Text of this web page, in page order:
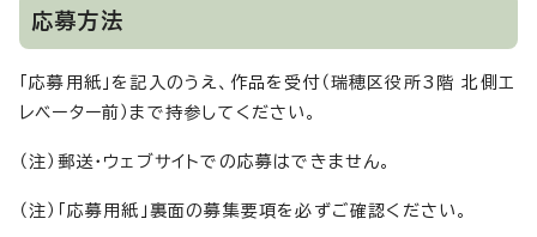
応募方法
「応募用紙」を記入のうえ、作品を受付（瑞穂区役所3階 北側エ
レベーター前）まで持参してください。
（注）郵送・ウェブサイトでの応募はできません。
（注）「応募用紙」裏面の募集要項を必ずご確認ください。